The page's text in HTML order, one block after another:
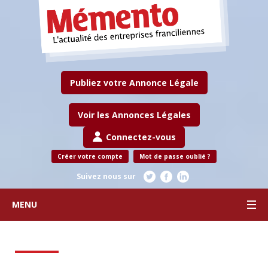
Publiez votre Annonce Légale
Voir les Annonces Légales
Connectez-vous
Créer votre compte Mot de passe oublié ?
Suivez nous sur
MENU